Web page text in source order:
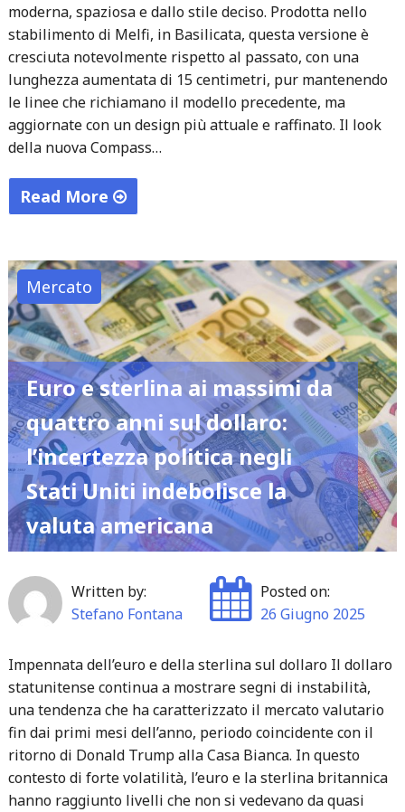
moderna, spaziosa e dallo stile deciso. Prodotta nello
stabilimento di Melfi, in Basilicata, questa versione è
cresciuta notevolmente rispetto al passato, con una
lunghezza aumentata di 15 centimetri, pur mantenendo
le linee che richiamano il modello precedente, ma
aggiornate con un design più attuale e raffinato. Il look
della nuova Compass…
Read More
Compass:
Versatilità
e
Tecnologia
per
la
Terza
Generazione"
Mercato
Euro e sterlina ai massimi da
quattro anni sul dollaro:
l’incertezza politica negli
Stati Uniti indebolisce la
valuta americana
Written by:
Stefano Fontana
Posted on:
26 Giugno 2025
Impennata dell’euro e della sterlina sul dollaro Il dollaro
statunitense continua a mostrare segni di instabilità,
una tendenza che ha caratterizzato il mercato valutario
fin dai primi mesi dell’anno, periodo coincidente con il
ritorno di Donald Trump alla Casa Bianca. In questo
contesto di forte volatilità, l’euro e la sterlina britannica
hanno raggiunto livelli che non si vedevano da quasi